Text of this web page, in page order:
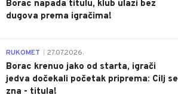
Borac napada titulu, klub ulazi bez
dugova prema igračima!
RUKOMET 27.07.2026.
Borac krenuo jako od starta, igrači
jedva dočekali početak priprema: Cilj se
zna - titula!